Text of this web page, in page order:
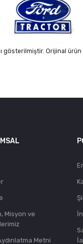
gösterilmiştir. Orijinal ürün
Misyon ve
Metni